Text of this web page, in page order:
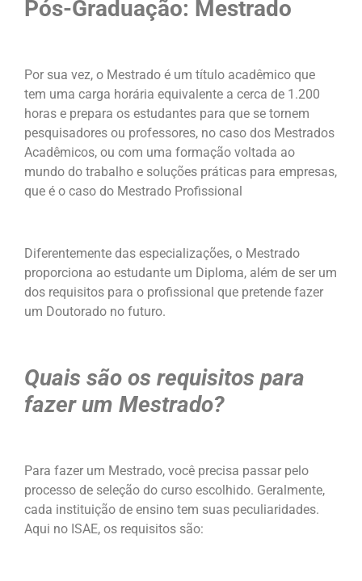
Pós-Graduação: Mestrado
Por sua vez, o Mestrado é um título acadêmico que
tem uma carga horária equivalente a cerca de 1.200
horas e prepara os estudantes para que se tornem
pesquisadores ou professores, no caso dos Mestrados
Acadêmicos, ou com uma formação voltada ao
mundo do trabalho e soluções práticas para empresas,
que é o caso do Mestrado Profissional
Diferentemente das especializações, o Mestrado
proporciona ao estudante um Diploma, além de ser um
dos requisitos para o profissional que pretende fazer
um Doutorado no futuro.
Quais são os requisitos para
fazer um Mestrado?
Para fazer um Mestrado, você precisa passar pelo
processo de seleção do curso escolhido. Geralmente,
cada instituição de ensino tem suas peculiaridades.
Aqui no ISAE, os requisitos são: